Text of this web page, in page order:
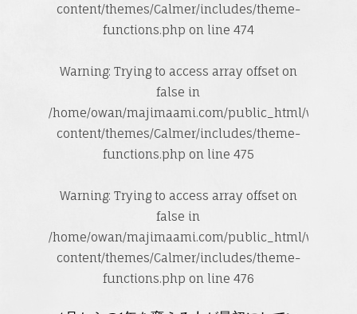
content/themes/Calmer/includes/theme-
functions.php on line 474
Warning: Trying to access array offset on
false in
/home/owan/majimaami.com/public_html/wp-
content/themes/Calmer/includes/theme-
functions.php on line 475
Warning: Trying to access array offset on
false in
/home/owan/majimaami.com/public_html/wp-
content/themes/Calmer/includes/theme-
functions.php on line 476